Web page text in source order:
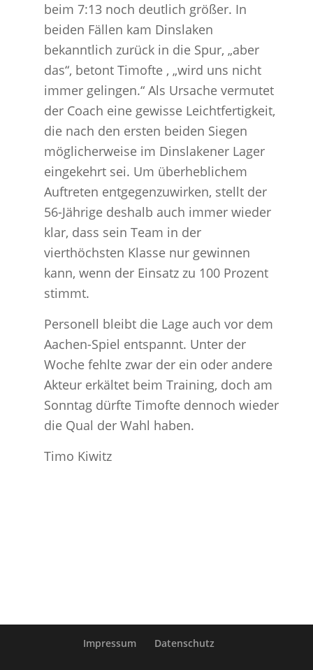
beim 7:13 noch deutlich größer. In
beiden Fällen kam Dinslaken
bekanntlich zurück in die Spur, „aber
das“, betont Timofte , „wird uns nicht
immer gelingen.“ Als Ursache vermutet
der Coach eine gewisse Leichtfertigkeit,
die nach den ersten beiden Siegen
möglicherweise im Dinslakener Lager
eingekehrt sei. Um überheblichem
Auftreten entgegenzuwirken, stellt der
56-Jährige deshalb auch immer wieder
klar, dass sein Team in der
vierthöchsten Klasse nur gewinnen
kann, wenn der Einsatz zu 100 Prozent
stimmt.
Personell bleibt die Lage auch vor dem
Aachen-Spiel entspannt. Unter der
Woche fehlte zwar der ein oder andere
Akteur erkältet beim Training, doch am
Sonntag dürfte Timofte dennoch wieder
die Qual der Wahl haben.
Timo Kiwitz
Impressum Datenschutz